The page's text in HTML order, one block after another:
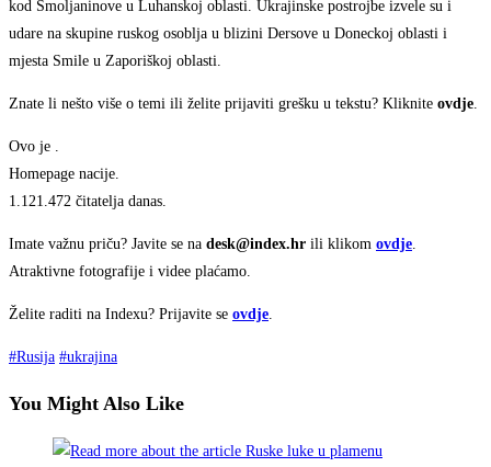
kod Smoljaninove u Luhanskoj oblasti. Ukrajinske postrojbe izvele su i
udare na skupine ruskog osoblja u blizini Dersove u Doneckoj oblasti i
mjesta Smile u Zaporiškoj oblasti.
Znate li nešto više o temi ili želite prijaviti grešku u tekstu? Kliknite ovdje.
Ovo je .
Homepage nacije.
1.121.472 čitatelja danas.
Imate važnu priču? Javite se na desk@index.hr ili klikom ovdje.
Atraktivne fotografije i videe plaćamo.
Želite raditi na Indexu? Prijavite se ovdje.
#Rusija #ukrajina
You Might Also Like